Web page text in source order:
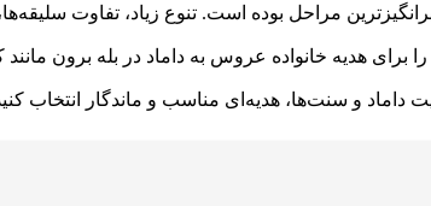
مراحل بوده است. تنوع زیاد، تفاوت
را برای هدیه خانواده عروس به داماد در بله
داماد و سنت‌ها، هدیه‌ای مناسب و ماندگار انتخاب